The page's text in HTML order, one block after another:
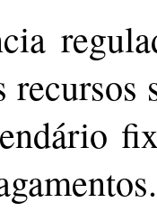
recursos